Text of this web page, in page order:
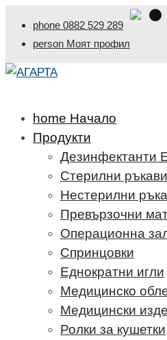
phone 0882 529 289
person Моят профил
home Начало
Продукти
Дезинфектанти
Стерилни
Нестерилни
Превързочни
Операционна
Спринцовки
Еднократни игли
Медицинско
Медицински
Ролки за кушетки